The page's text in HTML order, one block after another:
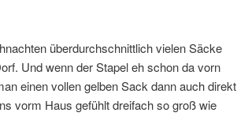
überdurchschnittlich vielen Säcke
Und wenn der Stapel eh schon da vorn
einen vollen gelben Sack dann auch direkt
vorm Haus gefühlt dreifach so groß wie